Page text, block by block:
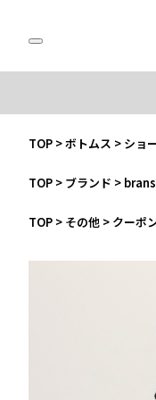
TOP >ボトムス > ショ
TOP > ブランド >
TOP > その他 > クーポ